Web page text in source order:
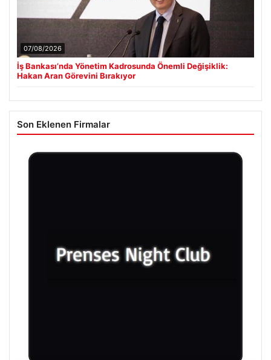
07/08/2026
İş Bankası’nda Yönetim Kadrosunda Önemli Değişiklik:
Hakan Aran Görevini Bırakıyor
Son Eklenen Firmalar